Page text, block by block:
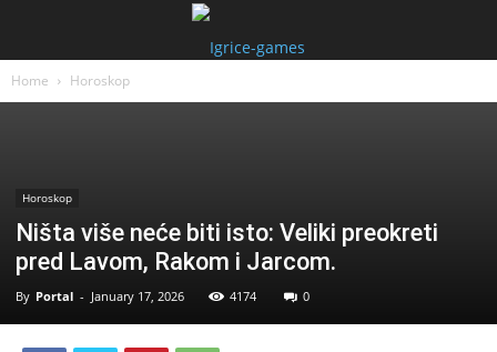
Home Horoskop
Horoskop
Ništa više neće biti isto: Veliki preokreti
pred Lavom, Rakom i Jarcom.
By Portal - January 17, 2026 4174 0